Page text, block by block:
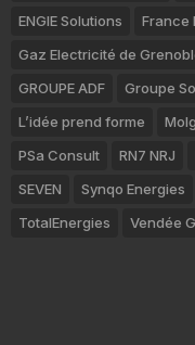
ENGIE Solutions
France
Gaz Electricité de
GROUPE ADF
Groupe
L’idée prend forme
PSa Consult
RN7 NRJ
SEVEN
Synqo Energies
TotalEnergies
Vendée